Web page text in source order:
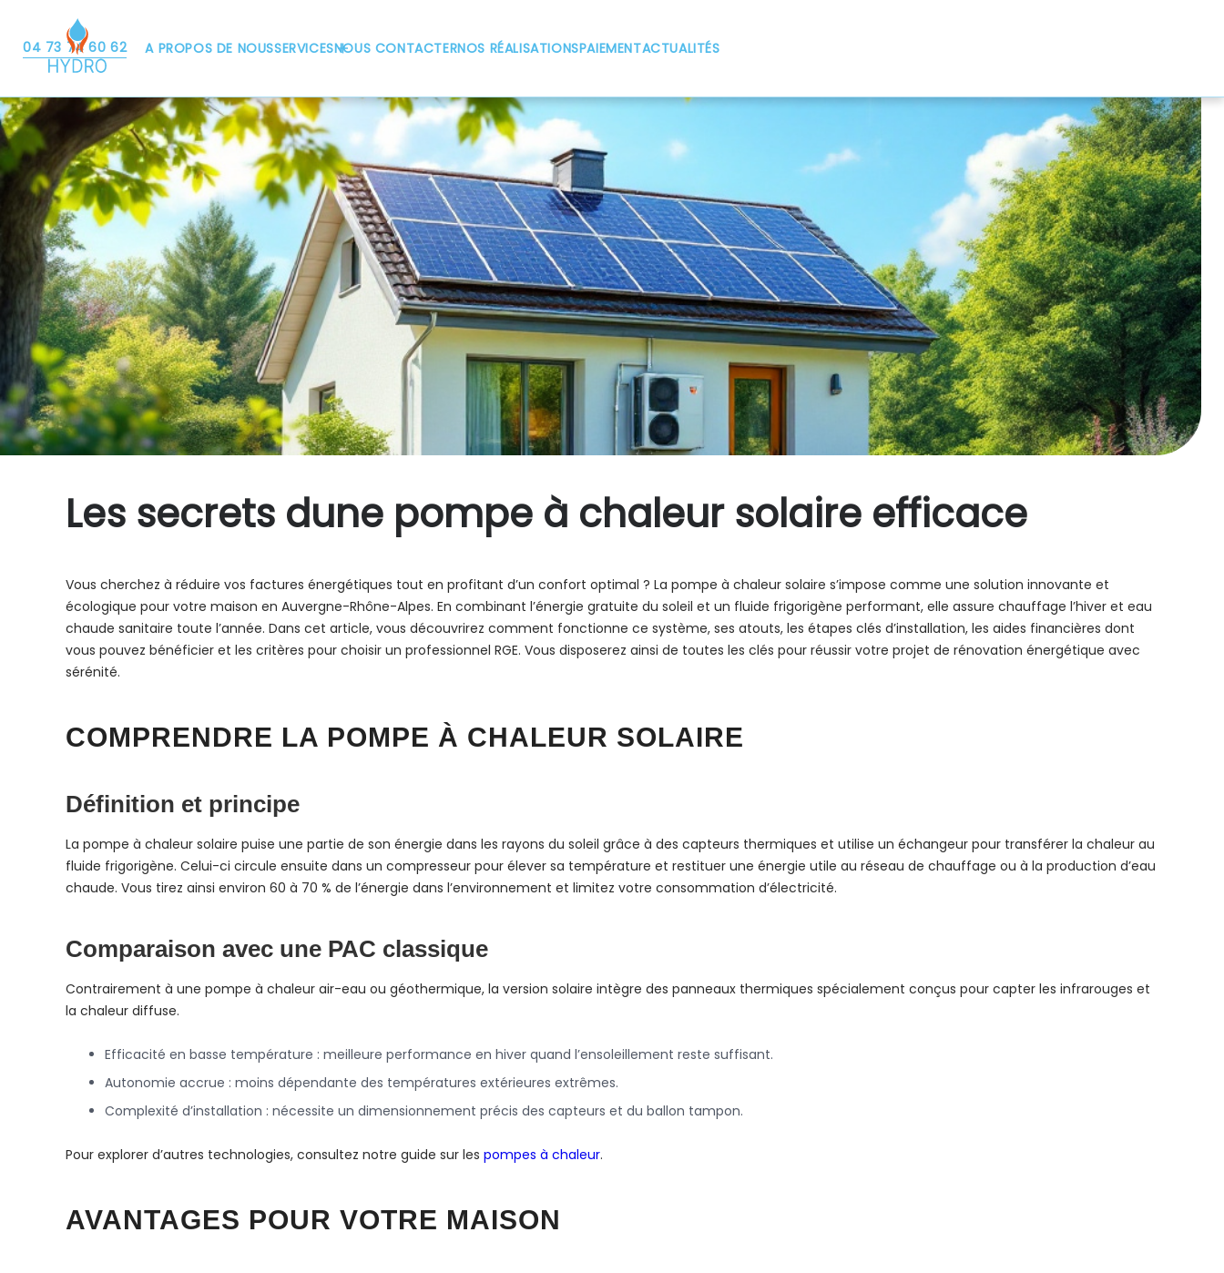
04 73 74 60 62 A PROPOS DE NOUSSERVICESNOUS CONTACTERNOS RÉALISATIONSPAIEMENTACTUALITÉS
Les secrets dune pompe à chaleur solaire efficace
Vous cherchez à réduire vos factures énergétiques tout en profitant d’un confort optimal ? La pompe à chaleur solaire s’impose comme une solution innovante et
écologique pour votre maison en Auvergne-Rhône-Alpes. En combinant l’énergie gratuite du soleil et un fluide frigorigène performant, elle assure chauffage l’hiver et eau
chaude sanitaire toute l’année. Dans cet article, vous découvrirez comment fonctionne ce système, ses atouts, les étapes clés d’installation, les aides financières dont
vous pouvez bénéficier et les critères pour choisir un professionnel RGE. Vous disposerez ainsi de toutes les clés pour réussir votre projet de rénovation énergétique avec
sérénité.
COMPRENDRE LA POMPE À CHALEUR SOLAIRE
Définition et principe
La pompe à chaleur solaire puise une partie de son énergie dans les rayons du soleil grâce à des capteurs thermiques et utilise un échangeur pour transférer la chaleur au
fluide frigorigène. Celui-ci circule ensuite dans un compresseur pour élever sa température et restituer une énergie utile au réseau de chauffage ou à la production d’eau
chaude. Vous tirez ainsi environ 60 à 70 % de l’énergie dans l’environnement et limitez votre consommation d’électricité.
Comparaison avec une PAC classique
Contrairement à une pompe à chaleur air-eau ou géothermique, la version solaire intègre des panneaux thermiques spécialement conçus pour capter les infrarouges et
la chaleur diffuse.
Efficacité en basse température : meilleure performance en hiver quand l’ensoleillement reste suffisant.
Autonomie accrue : moins dépendante des températures extérieures extrêmes.
Complexité d’installation : nécessite un dimensionnement précis des capteurs et du ballon tampon.
Pour explorer d’autres technologies, consultez notre guide sur les pompes à chaleur.
AVANTAGES POUR VOTRE MAISON